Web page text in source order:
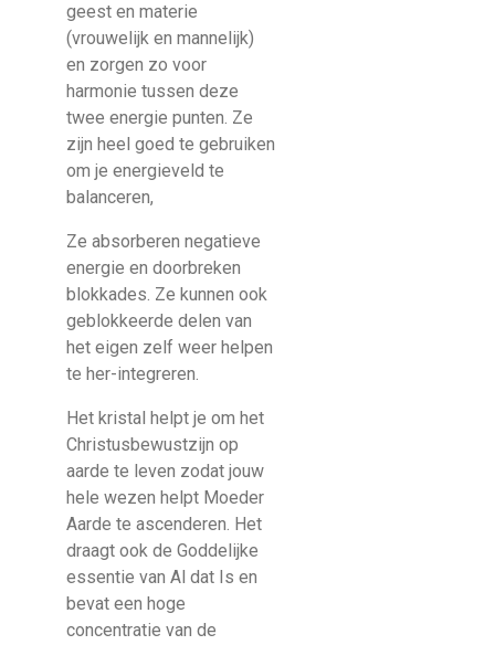
geest en materie
(vrouwelijk en mannelijk)
en zorgen zo voor
harmonie tussen deze
twee energie punten. Ze
zijn heel goed te gebruiken
om je energieveld te
balanceren,
Ze absorberen negatieve
energie en doorbreken
blokkades. Ze kunnen ook
geblokkeerde delen van
het eigen zelf weer helpen
te her-integreren.
Het kristal helpt je om het
Christusbewustzijn op
aarde te leven zodat jouw
hele wezen helpt Moeder
Aarde te ascenderen. Het
draagt ook de Goddelijke
essentie van Al dat Is en
bevat een hoge
concentratie van de